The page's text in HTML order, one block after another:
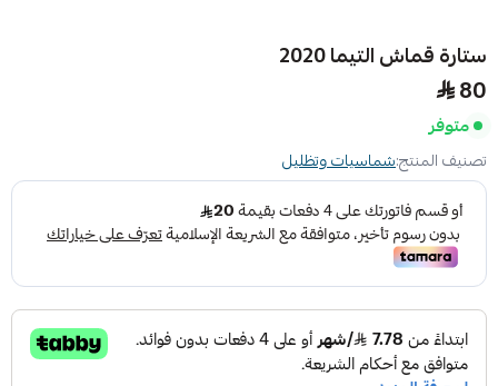
ستارة قماش التيما 2020
80
متوفر
تصنيف المنتج:شماسيات وتظليل